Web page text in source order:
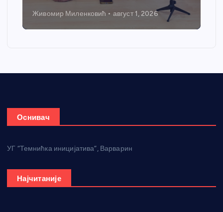
Никола Петровић јул 31, 2026
Оснивач
УГ “Темнићка иницијатива”, Варварин
Најчитаније